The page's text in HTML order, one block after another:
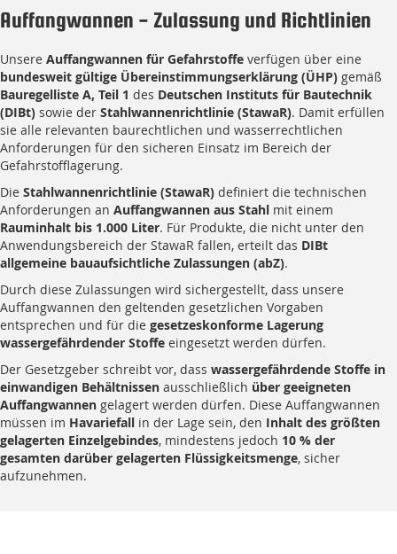
Auffangwannen - Zulassung und Richtlinien
Unsere Auffangwannen für Gefahrstoffe verfügen über eine
bundesweit gültige Übereinstimmungserklärung (ÜHP) gemäß
Bauregelliste A, Teil 1 des Deutschen Instituts für Bautechnik
(DIBt) sowie der Stahlwannenrichtlinie (StawaR). Damit erfüllen
sie alle relevanten baurechtlichen und wasserrechtlichen
Anforderungen für den sicheren Einsatz im Bereich der
Gefahrstofflagerung.
Die Stahlwannenrichtlinie (StawaR) definiert die technischen
Anforderungen an Auffangwannen aus Stahl mit einem
Rauminhalt bis 1.000 Liter. Für Produkte, die nicht unter den
Anwendungsbereich der StawaR fallen, erteilt das DIBt
allgemeine bauaufsichtliche Zulassungen (abZ).
Durch diese Zulassungen wird sichergestellt, dass unsere
Auffangwannen den geltenden gesetzlichen Vorgaben
entsprechen und für die gesetzeskonforme Lagerung
wassergefährdender Stoffe eingesetzt werden dürfen.
Der Gesetzgeber schreibt vor, dass wassergefährdende Stoffe in
einwandigen Behältnissen ausschließlich über geeigneten
Auffangwannen gelagert werden dürfen. Diese Auffangwannen
müssen im Havariefall in der Lage sein, den Inhalt des größten
gelagerten Einzelgebindes, mindestens jedoch 10 % der
gesamten darüber gelagerten Flüssigkeitsmenge, sicher
aufzunehmen.